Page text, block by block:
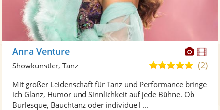
Fotos
Anna Venture
5,0
5
(2)
Showkünstler, Tanz
Mit großer Leidenschaft für Tanz und Performance bringe
ich Glanz, Humor und Sinnlichkeit auf jede Bühne. Ob
Burlesque, Bauchtanz oder individuell ...